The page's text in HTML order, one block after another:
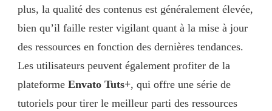
plus, la qualité des contenus est généralement élevée,
bien qu’il faille rester vigilant quant à la mise à jour
des ressources en fonction des dernières tendances.
Les utilisateurs peuvent également profiter de la
plateforme Envato Tuts+, qui offre une série de
tutoriels pour tirer le meilleur parti des ressources